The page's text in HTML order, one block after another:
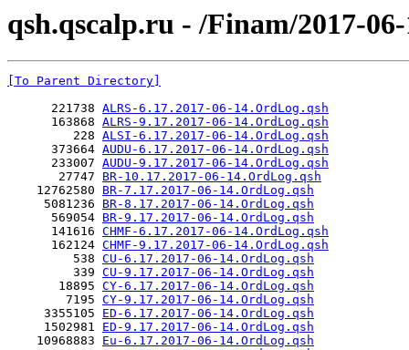
qsh.qscalp.ru - /Finam/2017-
[To Parent Directory]
      221738
ALRS-6.17.2017-06-14.OrdLog.qsh
      163868
ALRS-9.17.2017-06-14.OrdLog.qsh
         228
ALSI-6.17.2017-06-14.OrdLog.qsh
      373664
AUDU-6.17.2017-06-14.OrdLog.qsh
      233007
AUDU-9.17.2017-06-14.OrdLog.qsh
       27747
BR-10.17.2017-06-14.OrdLog.qsh
    12762580
BR-7.17.2017-06-14.OrdLog.qsh
     5081236
BR-8.17.2017-06-14.OrdLog.qsh
      569054
BR-9.17.2017-06-14.OrdLog.qsh
      141616
CHMF-6.17.2017-06-14.OrdLog.qsh
      162124
CHMF-9.17.2017-06-14.OrdLog.qsh
         538
CU-6.17.2017-06-14.OrdLog.qsh
         339
CU-9.17.2017-06-14.OrdLog.qsh
       18895
CY-6.17.2017-06-14.OrdLog.qsh
        7195
CY-9.17.2017-06-14.OrdLog.qsh
     3355105
ED-6.17.2017-06-14.OrdLog.qsh
     1502981
ED-9.17.2017-06-14.OrdLog.qsh
    10968883
Eu-6.17.2017-06-14.OrdLog.qsh